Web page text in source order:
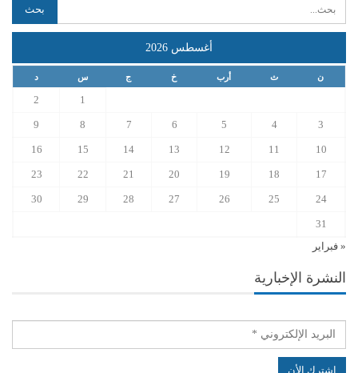
أغسطس 2026
ن ث أرب خ ج س د
1
2
3
4
5
6
7
8
9
10
11
12
13
14
15
16
17
18
19
20
21
22
23
24
25
26
27
28
29
30
31
« فبراير
النشرة الإخبارية